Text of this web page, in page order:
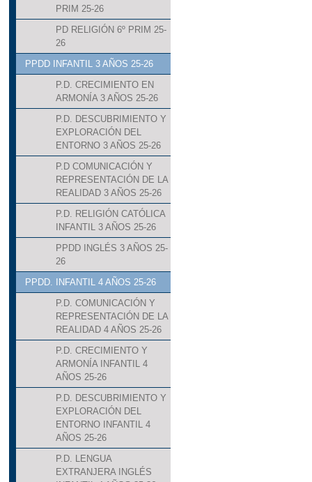
PRIM 25-26
PD RELIGIÓN 6º PRIM 25-
26
PPDD INFANTIL 3 AÑOS 25-26
P.D. CRECIMIENTO EN
ARMONÍA 3 AÑOS 25-26
P.D. DESCUBRIMIENTO Y
EXPLORACIÓN DEL
ENTORNO 3 AÑOS 25-26
P.D COMUNICACIÓN Y
REPRESENTACIÓN DE LA
REALIDAD 3 AÑOS 25-26
P.D. RELIGIÓN CATÓLICA
INFANTIL 3 AÑOS 25-26
PPDD INGLÉS 3 AÑOS 25-
26
PPDD. INFANTIL 4 AÑOS 25-26
P.D. COMUNICACIÓN Y
REPRESENTACIÓN DE LA
REALIDAD 4 AÑOS 25-26
P.D. CRECIMIENTO Y
ARMONÍA INFANTIL 4
AÑOS 25-26
P.D. DESCUBRIMIENTO Y
EXPLORACIÓN DEL
ENTORNO INFANTIL 4
AÑOS 25-26
P.D. LENGUA
EXTRANJERA INGLÉS